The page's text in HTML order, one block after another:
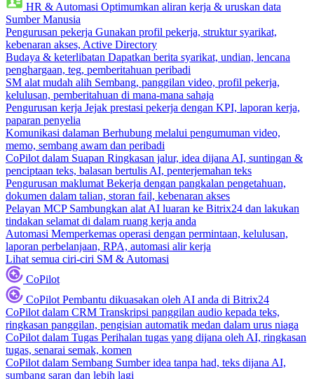
HR & Automasi Optimumkan aliran kerja & uruskan data
Sumber Manusia
Pengurusan pekerja Gunakan profil pekerja, struktur syarikat,
kebenaran akses, Active Directory
Budaya & keterlibatan Dapatkan berita syarikat, undian, lencana
penghargaan, teg, pemberitahuan peribadi
SM alat mudah alih Sembang, panggilan video, profil pekerja,
kelulusan, pemberitahuan di mana-mana sahaja
Pengurusan kerja Jejak prestasi pekerja dengan KPI, laporan kerja,
paparan penyelia
Komunikasi dalaman Berhubung melalui pengumuman video,
memo, sembang awam dan peribadi
CoPilot dalam Suapan Ringkasan jalur, idea dijana AI, suntingan &
penciptaan teks, balasan bertulis AI, penterjemahan teks
Pengurusan maklumat Bekerja dengan pangkalan pengetahuan,
dokumen dalam talian, storan fail, kebenaran akses
Pelayan MCP Sambungkan alat AI luaran ke Bitrix24 dan lakukan
tindakan selamat di dalam ruang kerja anda
Automasi Memperkemas operasi dengan permintaan, kelulusan,
laporan perbelanjaan, RPA, automasi alir kerja
Lihat semua ciri-ciri SM & Automasi
CoPilot
CoPilot Pembantu dikuasakan oleh AI anda di Bitrix24
CoPilot dalam CRM Transkripsi panggilan audio kepada teks,
ringkasan panggilan, pengisian automatik medan dalam urus niaga
CoPilot dalam Tugas Perihalan tugas yang dijana oleh AI, ringkasan
tugas, senarai semak, komen
CoPilot dalam Sembang Sumber idea tanpa had, teks dijana AI,
sumbang saran dan lebih lagi